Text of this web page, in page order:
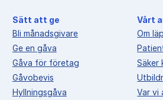
Sätt att ge
Bli månadsgivare
Ge en gåva
Gåva för företag
Gåvobevis
Hyllningsgåva
Vårt
Om
Säker
Var vi